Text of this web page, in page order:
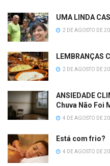
UMA LINDA
2 DE AGOSTO DE
LEMBRANÇAS
2 DE AGOSTO DE
ANSIEDADE
Chuva Não Foi
4 DE AGOSTO DE
Está com frio?
4 DE AGOSTO DE